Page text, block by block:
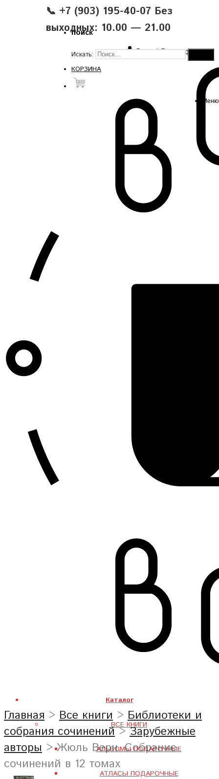
📞 +7 (903) 195-40-07 Без
выходных: 10.00 — 21.00
Вход|Регистрация
Каталог
ВСЕ КНИГИ
АЛЬБОМЫ ПОДАРОЧНЫЕ
АТЛАСЫ ПОДАРОЧНЫЕ
поиск
Искать:
КОРЗИНА
Меню
Главная > Все книги > Библиотеки и
собрания сочинений>Зарубежные
авторы > Жюль Верн. Собрание
сочинений в 12 томах